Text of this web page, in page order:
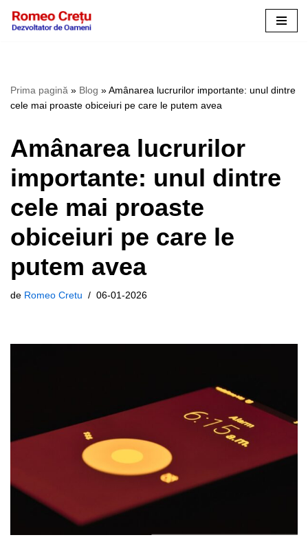
Prima pagină » Blog »Amânarea lucrurilor importante: unul dintre
cele mai proaste obiceiuri pe care le putem avea
Amânarea lucrurilor
importante: unul dintre
cele mai proaste
obiceiuri pe care le
putem avea
de Romeo Cretu 06-01-2026